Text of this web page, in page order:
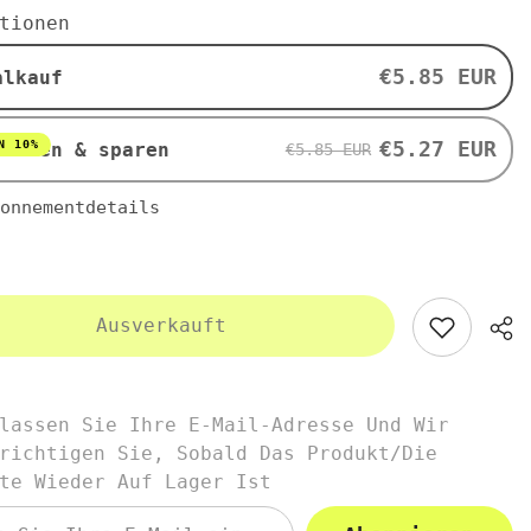
Bittermelone
60
Kapseln
von
€5.85 EUR
& sparen
10% €5.85 EUR €5.27 EUR
Ausverkauft
Sie Ihre E-Mail-Adresse Und Wir
Sie, Sobald Das Produkt/die
Wieder Auf Lager Ist